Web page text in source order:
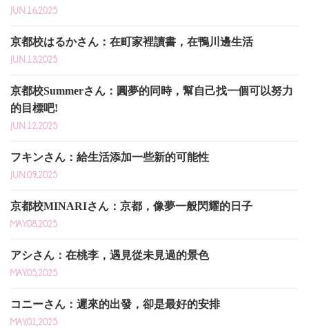
JUN.16,2025
京都校はるかさん：在町家裡讀書，在鴨川邊生活
JUN.13,2025
京都校Summerさん：圓夢的同時，幫自己找一個可以努力
的目標吧!
JUN.12,2025
フキンさん：給生活添加一些新的可能性
JUN.09,2025
京都校MINARIさん：京都，像夢一般閃耀的日子
MAY.08,2025
アシさん：在桃李，遇見從未見過的景色
MAY.05,2025
コニーさん：遲來的出發，卻是最好的安排
MAY.01,2025